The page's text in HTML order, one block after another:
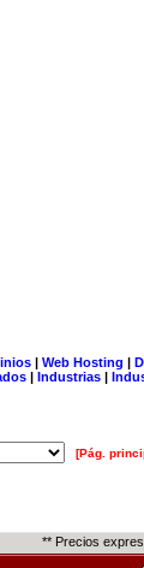
| Web Hosting |
| Industrias |
[Pág.
** Precios